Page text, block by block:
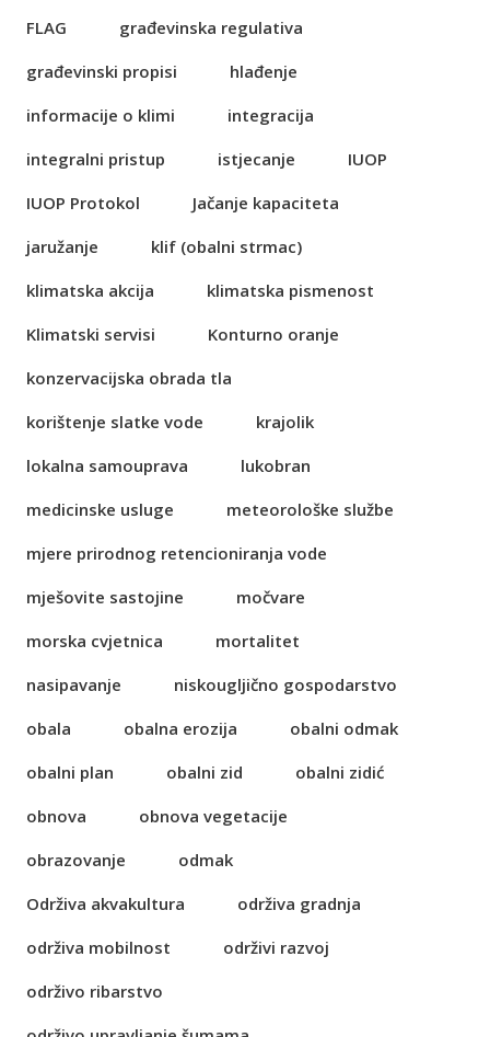
FLAG
građevinska regulativa
građevinski propisi
hlađenje
informacije o klimi
integracija
integralni pristup
istjecanje
IUOP
IUOP Protokol
Jačanje kapaciteta
jaružanje
klif (obalni strmac)
klimatska akcija
klimatska pismenost
Klimatski servisi
Konturno oranje
konzervacijska obrada tla
korištenje slatke vode
krajolik
lokalna samouprava
lukobran
medicinske usluge
meteorološke službe
mjere prirodnog retencioniranja vode
mješovite sastojine
močvare
morska cvjetnica
mortalitet
nasipavanje
niskougljično gospodarstvo
obala
obalna erozija
obalni odmak
obalni plan
obalni zid
obalni zidić
obnova
obnova vegetacije
obrazovanje
odmak
Održiva akvakultura
održiva gradnja
održiva mobilnost
održivi razvoj
održivo ribarstvo